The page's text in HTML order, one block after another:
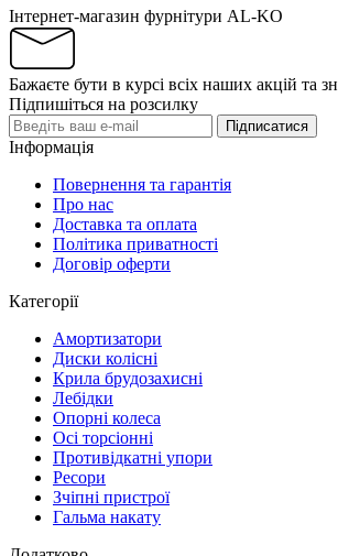
Інтернет-магазин фурнітури AL-KO
Бажаєте бути в курсі всіх наших акцій та
Підпишіться на розсилку
Підписатися
Інформація
Повернення та гарантія
Про нас
Доставка та оплата
Політика приватності
Договір оферти
Категорії
Амортизатори
Диски колісні
Крила брудозахисні
Лебідки
Опорні колеса
Осі торсіонні
Противідкатні упори
Ресори
Зчіпні пристрої
Гальма накату